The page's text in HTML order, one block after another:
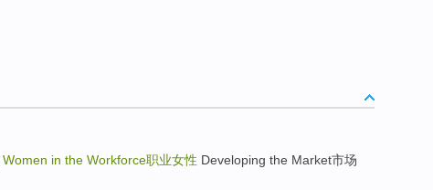
Women in the Workforce职业女性 Developing the Market市场